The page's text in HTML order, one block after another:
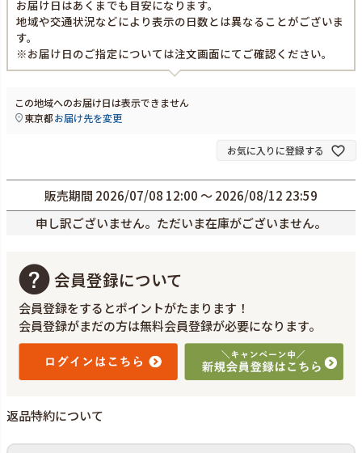
お届け日はあくまでも目安になります。
地域や交通状況などにより表示の日数とは異なることがございま
す。
※お届け日のご指定については注文画面にてご確認ください。
この地域へのお届け日は表示できません
東京都お届け先を変更
お気に入りに登録する
販売期間 2026/07/08 12:00〜2026/08/12 23:59
申し訳ございません。ただいま在庫がございません。
会員登録について
会員登録をするとポイントがたまります！
会員登録がまだの方は無料会員登録が必要になります。
返品特約について